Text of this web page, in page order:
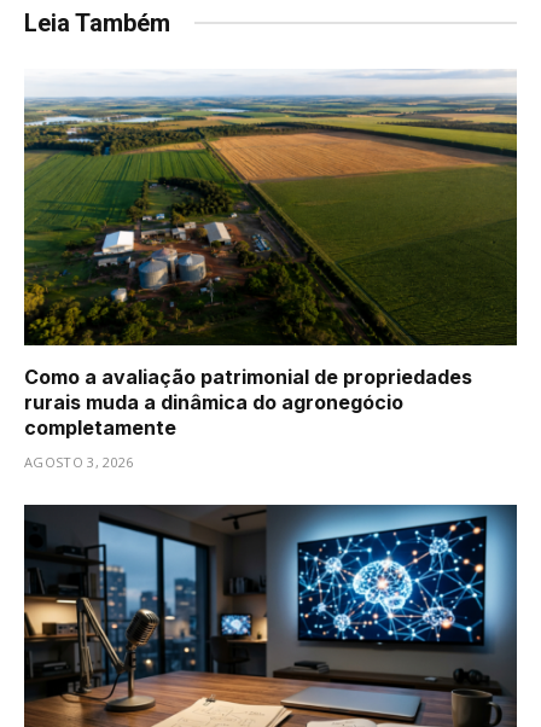
Leia Também
Como a avaliação patrimonial de propriedades
rurais muda a dinâmica do agronegócio
completamente
AGOSTO 3, 2026